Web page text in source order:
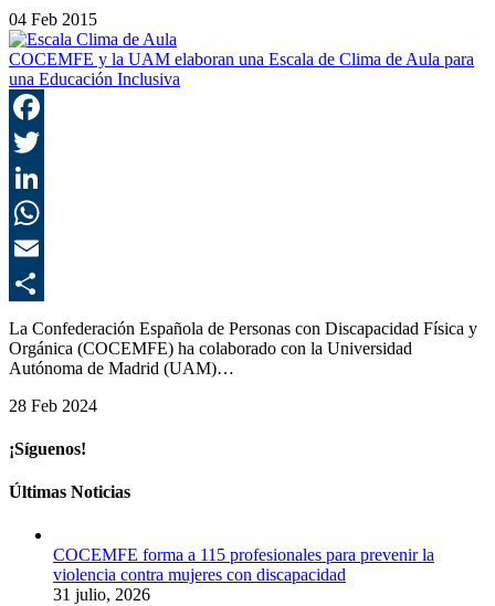
04 Feb 2015
COCEMFE y la UAM elaboran una Escala de Clima de Aula para
una Educación Inclusiva
La Confederación Española de Personas con Discapacidad Física y
Orgánica (COCEMFE) ha colaborado con la Universidad
Autónoma de Madrid (UAM)…
28 Feb 2024
¡Síguenos!
Últimas Noticias
COCEMFE forma a 115 profesionales para prevenir la
violencia contra mujeres con discapacidad
31 julio, 2026